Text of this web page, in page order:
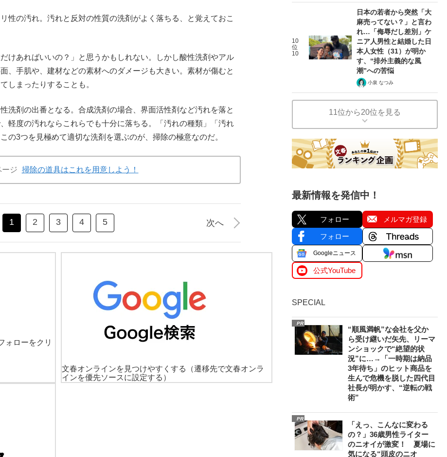
性の汚れ。汚れと反対の性質の洗剤がよく落ちる、と覚えておこ
けあればいいの？」と思うかもしれない。しかし酸性洗剤やアル
、手肌や、建材などの素材へのダメージも大きい。素材が傷むと
しまったりすることも。
洗剤の出番となる。合成洗剤の場合、界面活性剤など汚れを落と
軽度の汚れならこれらでも十分に落ちる。「汚れの種類」「汚れ
の3つを見極めて適切な洗剤を選ぶのが、掃除の極意なのだ。
ージ 掃除の道具はこれを用意しよう！
1 2 3 4 5 次へ
ォローをクリ
文春オンラインを見つけやすくする
（遷移先で文春オンラ
インを優先ソースに設定する）
10
位
10
日本の若者から突然「大
麻売ってない？」と言わ
れ…「侮辱だし差別」ケ
ニア人男性と結婚した日
本人女性（31）が明か
す、“排外主義的な風
潮”への苦悩
小泉 なつみ
11位から20位を見る
最新情報を発信中！
フォロー メルマガ登録
フォロー
Googleニュース
公式YouTube
SPECIAL
PR
“順風満帆”な会社を父か
ら受け継いだ矢先、リーマ
ンショックで“絶望的状
況”に…→「一時期は納品
3年待ち」のヒット商品を
生んで危機を脱した四代目
社長が明かす、“逆転の戦
術”
PR
「えっ、こんなに変わる
の？」36歳男性ライター
のニオイが激変！ 夏場に
気になる“頭皮のニオ